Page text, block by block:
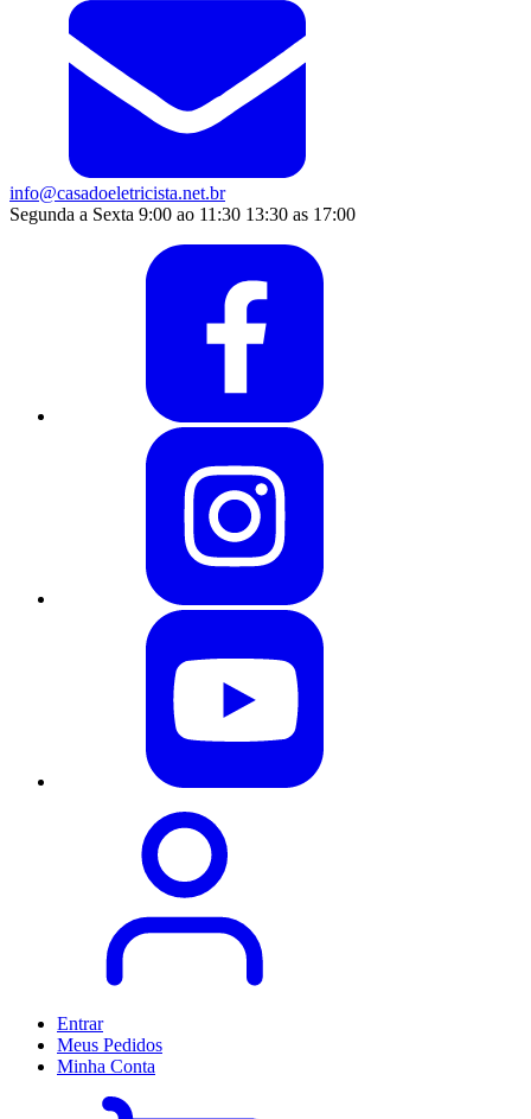
info@casadoeletricista.net.br
Segunda a Sexta 9:00 ao 11:30 13:30 as 17:00
Entrar
Meus Pedidos
Minha Conta